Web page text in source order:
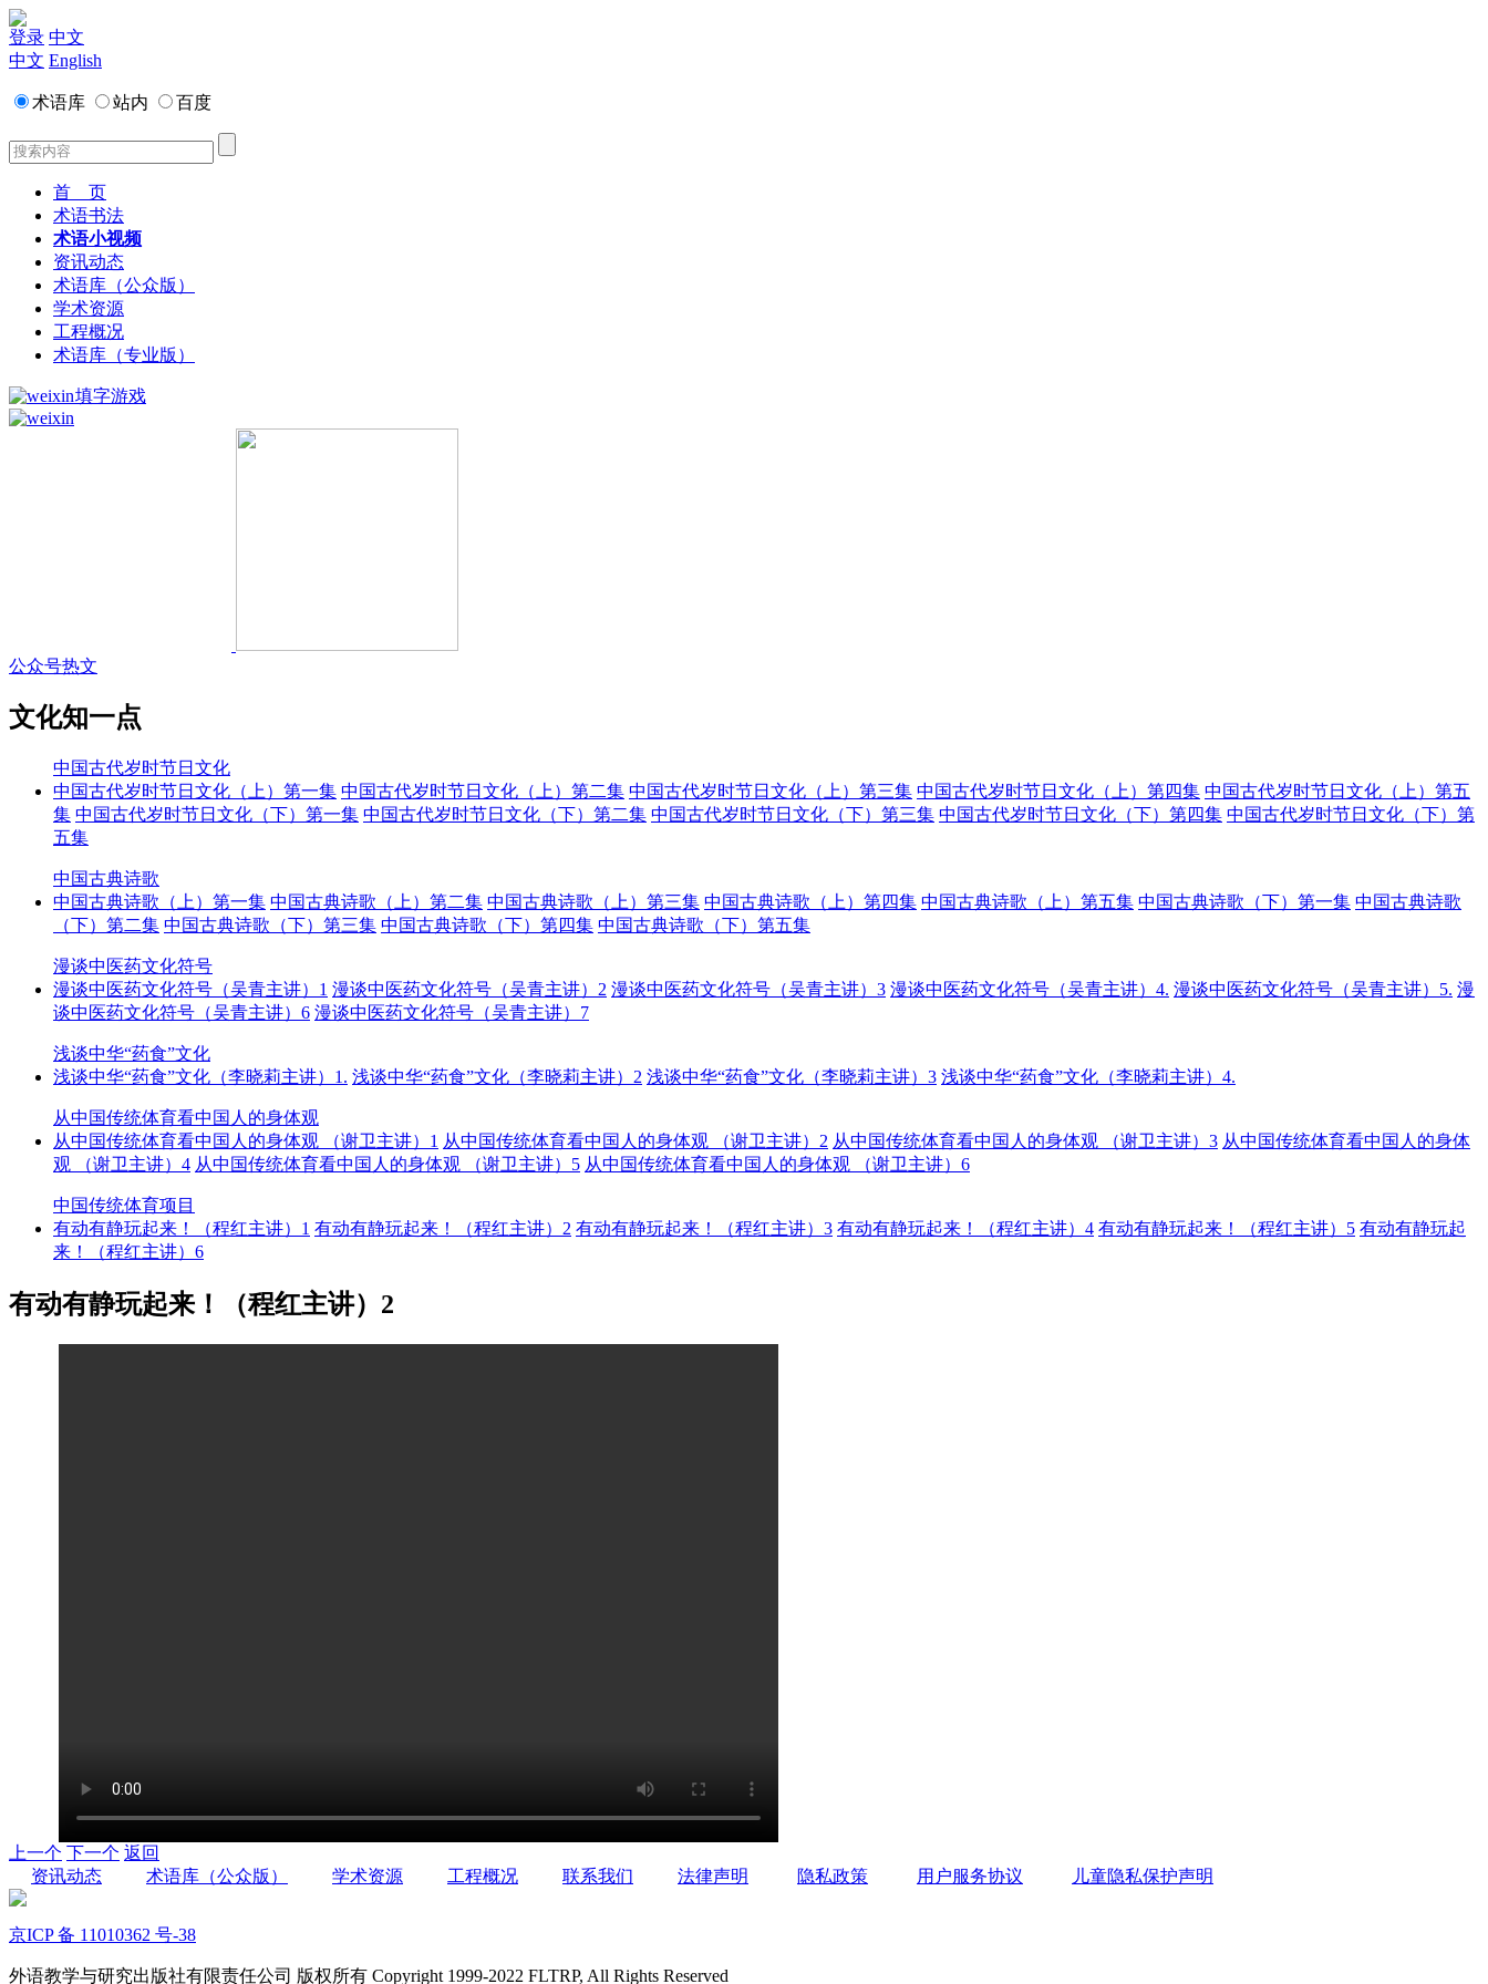
登录 中文
中文 English
术语库 站内 百度
首 页
术语书法
术语小视频
资讯动态
术语库（公众版）
学术资源
工程概况
术语库（专业版）
填字游戏
公众号热文
文化知一点
中国古代岁时节日文化
中国古代岁时节日文化（上）第一集 中国古代岁时节日文化（上）第二集 中国古代岁时节日文化（上）第三集 中国古代岁时节日文化（上）第四集 中国古代岁时节日文化（上）第五
集 中国古代岁时节日文化（下）第一集 中国古代岁时节日文化（下）第二集 中国古代岁时节日文化（下）第三集 中国古代岁时节日文化（下）第四集 中国古代岁时节日文化（下）第
五集
中国古典诗歌
中国古典诗歌（上）第一集 中国古典诗歌（上）第二集 中国古典诗歌（上）第三集 中国古典诗歌（上）第四集 中国古典诗歌（上）第五集 中国古典诗歌（下）第一集 中国古典诗歌
（下）第二集 中国古典诗歌（下）第三集 中国古典诗歌（下）第四集 中国古典诗歌（下）第五集
漫谈中医药文化符号
漫谈中医药文化符号（吴青主讲）1 漫谈中医药文化符号（吴青主讲）2 漫谈中医药文化符号（吴青主讲）3 漫谈中医药文化符号（吴青主讲）4. 漫谈中医药文化符号（吴青主讲）5. 漫
谈中医药文化符号（吴青主讲）6 漫谈中医药文化符号（吴青主讲）7
浅谈中华“药食”文化
浅谈中华“药食”文化（李晓莉主讲）1. 浅谈中华“药食”文化（李晓莉主讲）2 浅谈中华“药食”文化（李晓莉主讲）3 浅谈中华“药食”文化（李晓莉主讲）4.
从中国传统体育看中国人的身体观
从中国传统体育看中国人的身体观 （谢卫主讲）1 从中国传统体育看中国人的身体观 （谢卫主讲）2 从中国传统体育看中国人的身体观 （谢卫主讲）3 从中国传统体育看中国人的身体
观 （谢卫主讲）4 从中国传统体育看中国人的身体观 （谢卫主讲）5 从中国传统体育看中国人的身体观 （谢卫主讲）6
中国传统体育项目
有动有静玩起来！（程红主讲）1 有动有静玩起来！（程红主讲）2 有动有静玩起来！（程红主讲）3 有动有静玩起来！（程红主讲）4 有动有静玩起来！（程红主讲）5 有动有静玩起
来！（程红主讲）6
有动有静玩起来！（程红主讲）2
上一个 下一个 返回
资讯动态
术语库（公众版） 学术资源 工程概况 联系我们 法律声明 隐私政策 用户服务协议 儿童隐私保护声明
京ICP 备 11010362 号-38
外语教学与研究出版社有限责任公司 版权所有 Copyright 1999-2022 FLTRP, All Rights Reserved